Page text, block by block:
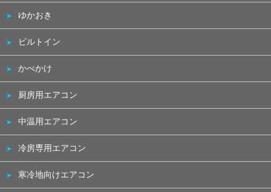
ゆかおき
ビルトイン
かべかけ
厨房用エアコン
中温用エアコン
冷房専用エアコン
寒冷地向けエアコン